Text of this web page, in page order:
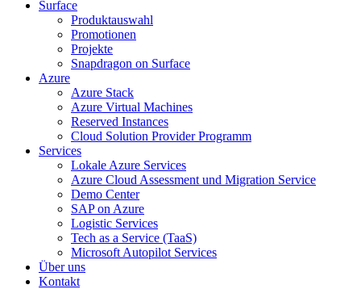
Surface
Produktauswahl
Promotionen
Projekte
Snapdragon on Surface
Azure
Azure Stack
Azure Virtual Machines
Reserved Instances
Cloud Solution Provider Programm
Services
Lokale Azure Services
Azure Cloud Assessment und Migration Service
Demo Center
SAP on Azure
Logistic Services
Tech as a Service (TaaS)
Microsoft Autopilot Services
Über uns
Kontakt